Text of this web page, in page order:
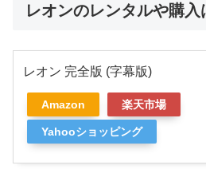
レオンのレンタルや購入
レオン 完全版 (字幕版)
Amazon 楽天市場
Yahooショッピング